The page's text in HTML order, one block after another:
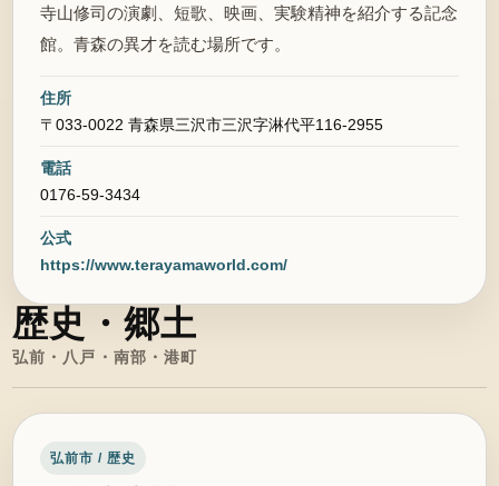
寺山修司の演劇、短歌、映画、実験精神を紹介する記念
館。青森の異才を読む場所です。
住所
〒033-0022 青森県三沢市三沢字淋代平116-2955
電話
0176-59-3434
公式
https://www.terayamaworld.com/
歴史・郷土
弘前・八戸・南部・港町
弘前市 / 歴史